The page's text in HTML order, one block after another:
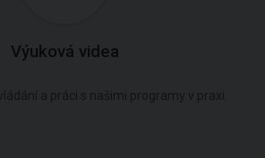
Výuková videa